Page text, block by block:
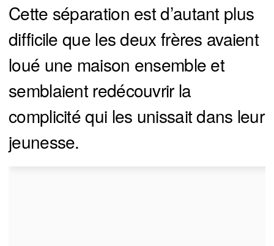
Cette séparation est d’autant plus
difficile que les deux frères avaient
loué une maison ensemble et
semblaient redécouvrir la
complicité qui les unissait dans leur
jeunesse.